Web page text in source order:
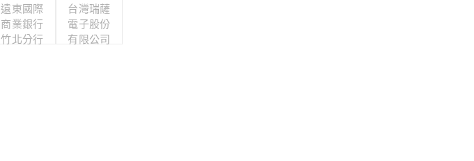
遠東國際
商業銀行
竹北分行
台灣瑞薩
電子股份
有限公司